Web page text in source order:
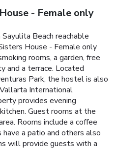
- Female only
Beach reachable
House - Female only
rooms, a garden, free
and a terrace. Located
Park, the hostel is also
International
provides evening
Guest rooms at the
Rooms include a coffee
have a patio and others also
will provide guests with a